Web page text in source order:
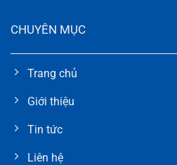
CHUYÊN MỤC
Trang chủ
Giới thiệu
Tin tức
Liên hệ